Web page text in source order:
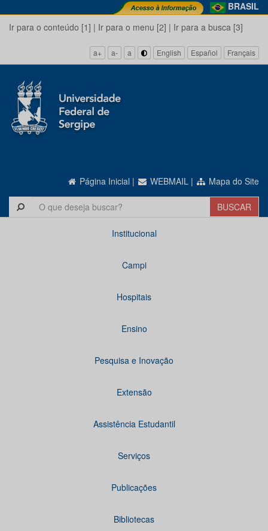
BRASIL
Ir para o conteúdo [1] | Ir para o menu [2] | Ir para a busca [3]
a+ a- a English Español Français
Página Inicial | WEBMAIL | Mapa do Site
Institucional
Campi
Hospitais
Ensino
Pesquisa e Inovação
Extensão
Assistência Estudantil
Serviços
Publicações
Bibliotecas